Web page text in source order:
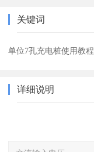
关键词
单位7孔充电桩使用教程
详细说明